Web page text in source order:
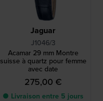
Jaguar
J1046/3
Acamar 29 mm Montre
suisse à quartz pour femme
avec date
275,00 €
● Livraison entre 5 jours